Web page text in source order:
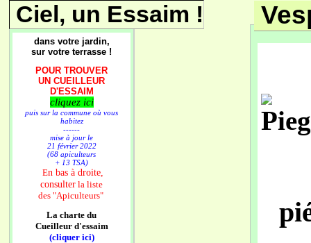
Ciel, un Essaim !
dans votre jardin,
sur votre terrasse !
POUR TROUVER
UN CUEILLEUR
D'ESSAIM
cliquez ici
puis sur la commune où vous
habitez
------
mise à jour le
21 février 2022
(68 apiculteurs
+ 13 TSA)
En bas à droite,
consulter la liste
des "Apiculteurs"
La charte du
Cueilleur d'essaim
(cliquer ici)